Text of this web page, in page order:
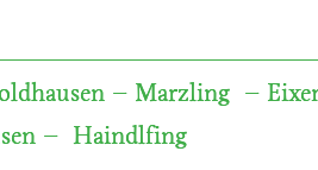
– Marzling –
– Haindlfing